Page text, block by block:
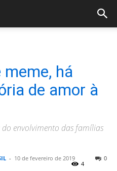
há
de amor à
envolvimento das famílias
- 10 de fevereiro de 2019 0
4